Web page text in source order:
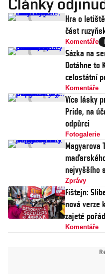
Články
Hra o
část
Komentáře
Sázka na
Dotáhne to
celostátní
Komentáře
Více lásky
Pride, na
odpůrci
Fotogalerie
Magyarova
nejvyššího
Zprávy
Fištejn:
nová verze
zajeté
Komentáře